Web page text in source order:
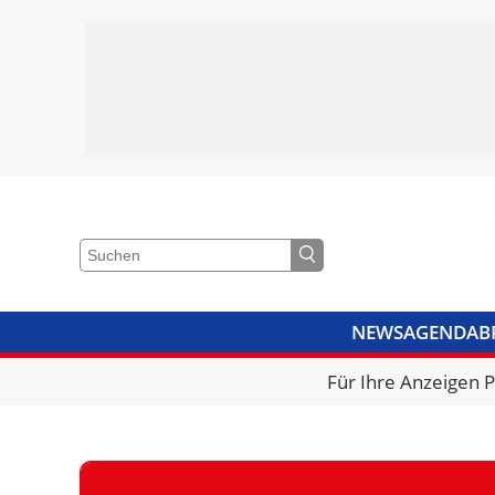
NEWSAGENDA
VIDEOSBIBLIOTHEK
Für Ihre Anzeigen